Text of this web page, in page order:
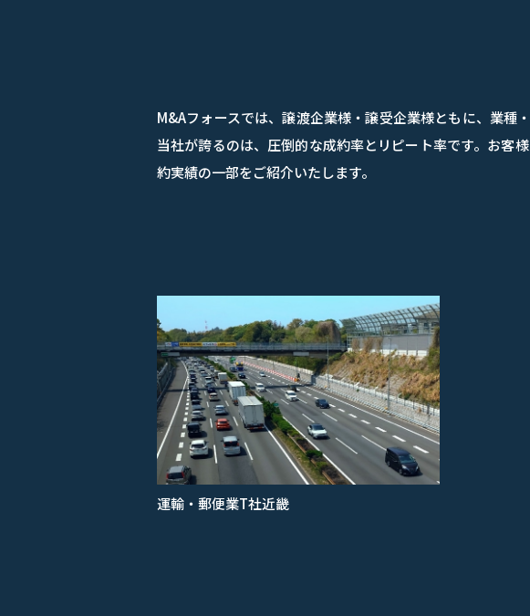
M&Aフォースでは、譲渡企業様・譲受企業様ともに、業種
当社が誇るのは、圧倒的な成約率とリピート率です。お客
約実績の一部をご紹介いたします。
運輸・郵便業T社近畿